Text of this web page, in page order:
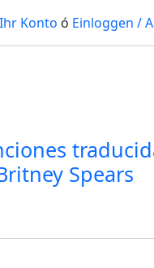
Konto ó Einloggen /
Spears